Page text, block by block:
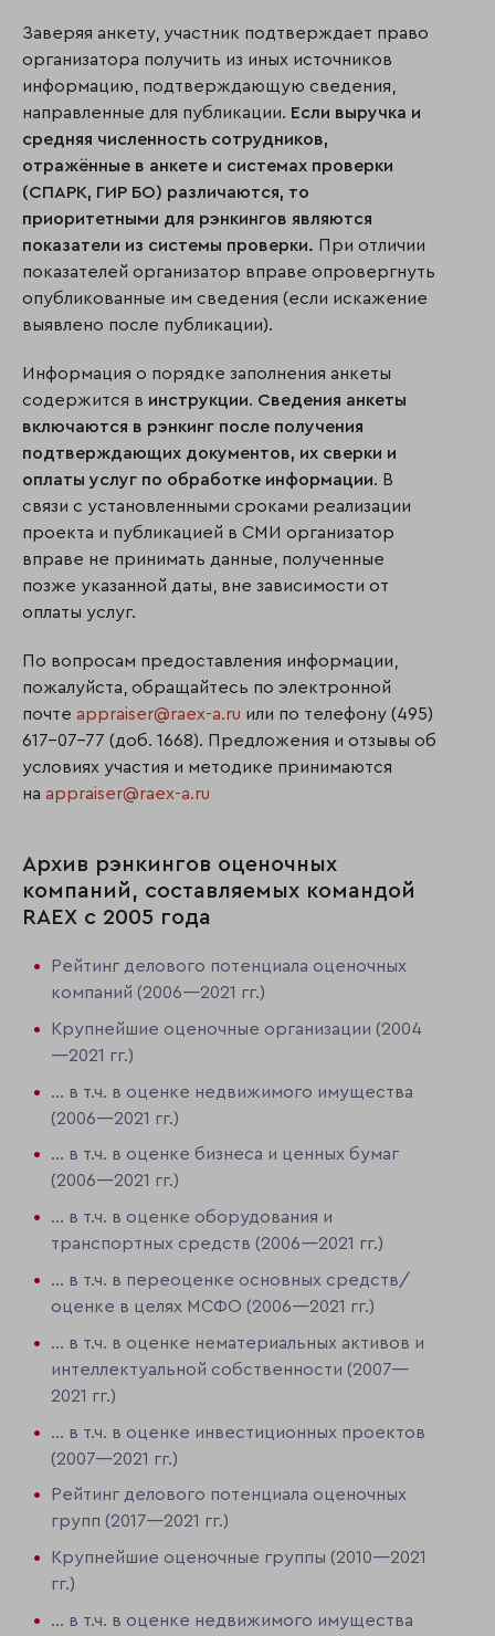
Заверяя анкету, участник подтверждает право
организатора получить из иных источников
информацию, подтверждающую сведения,
направленные для публикации. Если выручка и
средняя численность сотрудников,
отражённые в анкете и системах проверки
(СПАРК, ГИР БО) различаются, то
приоритетными для рэнкингов являются
показатели из системы проверки. При отличии
показателей организатор вправе опровергнуть
опубликованные им сведения (если искажение
выявлено после публикации).
Информация о порядке заполнения анкеты
содержится в инструкции. Сведения анкеты
включаются в рэнкинг после получения
подтверждающих документов, их сверки и
оплаты услуг по обработке информации. В
связи с установленными сроками реализации
проекта и публикацией в СМИ организатор
вправе не принимать данные, полученные
позже указанной даты, вне зависимости от
оплаты услуг.
По вопросам предоставления информации,
пожалуйста, обращайтесь по электронной
почте appraiser@raex-a.ru или по телефону (495)
617-07-77 (доб. 1668). Предложения и отзывы об
условиях участия и методике принимаются
на appraiser@raex-a.ru
Архив рэнкингов оценочных
компаний, составляемых командой
RAEX с 2005 года
Рейтинг делового потенциала оценочных
компаний (2006—2021 гг.)
Крупнейшие оценочные организации (2004
—2021 гг.)
... в т.ч. в оценке недвижимого имущества
(2006—2021 гг.)
... в т.ч. в оценке бизнеса и ценных бумаг
(2006—2021 гг.)
... в т.ч. в оценке оборудования и
транспортных средств (2006—2021 гг.)
... в т.ч. в переоценке основных средств/
оценке в целях МСФО (2006—2021 гг.)
... в т.ч. в оценке нематериальных активов и
интеллектуальной собственности (2007—
2021 гг.)
... в т.ч. в оценке инвестиционных проектов
(2007—2021 гг.)
Рейтинг делового потенциала оценочных
групп (2017—2021 гг.)
Крупнейшие оценочные группы (2010—2021
гг.)
... в т.ч. в оценке недвижимого имущества